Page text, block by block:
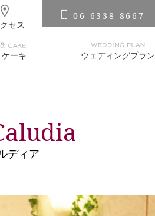
セス
06-6338-8667
ーキ ウェディングプラン
ディア